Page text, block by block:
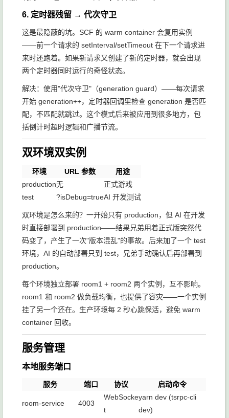
6. 定时器残留 → 代次守卫
这是最隐蔽的坑。SCF 的 warm container 会复用实例
——前一个请求的 setInterval/setTimeout 在下一个请求进
来时还跑着。如果新请求又创建了新的定时器，就会出现
两个定时器同时运行的奇怪状态。
解决：使用"代次守卫"（generation guard）——每次请求
开始 generation++，定时器回调里检查 generation 是否匹
配，不匹配就跳过。这个模式后来被应用到很多地方，包
括倒计时超时逻辑和广播节流。
双环境双实例
环境 URL 参数
用途
production无
正式游戏
test
?isDebug=trueAI 开发测试
双环境是怎么来的？一开始只有 production，但 AI 在开发
时直接部署到 production——结果兄弟用着正式版突然代
码变了，产生了一次"版本混乱"的事故。后来加了一个 test
环境，AI 的自动部署只到 test，兄弟手动确认后再部署到
production。
每个环境独立部署 room1 + room2 两个实例，互不影响。
room1 和 room2 做负载均衡，也提供了容灾——一个实例
挂了另一个还在。生产环境每 2 秒心跳保活，避免 warm
container 回收。
服务管理
本地服务端口
服务 端口 协议 启动命令
room-service 4003
WebSocke
t
yarn dev (tsrpc-cli
dev)